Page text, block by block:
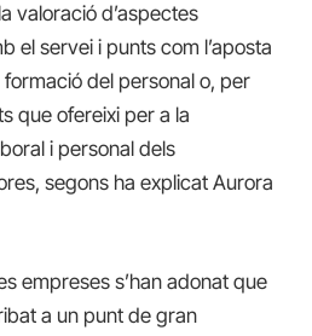
valoració d’aspectes
el servei i punts com l’aposta
del personal o, per
que ofereixi per a la
i personal dels
segons ha explicat Aurora
empreses s’han adonat que
a un punt de gran